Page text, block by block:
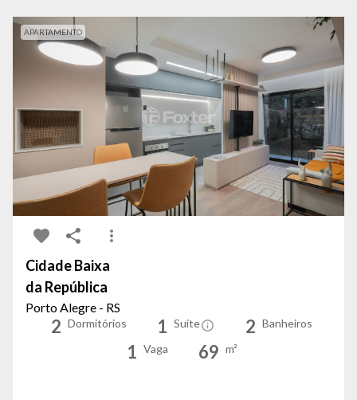
APARTAMENTO
Cidade Baixa
da República
Porto Alegre - RS
2 Dormitórios 1 Suíte 2 Banheiros
1 Vaga 69 m²